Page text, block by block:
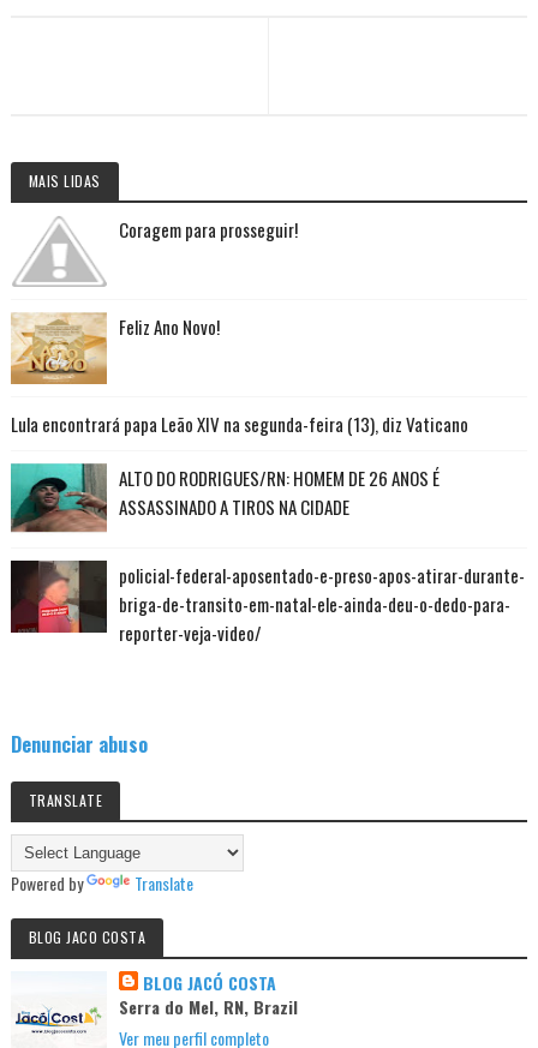
MAIS LIDAS
Coragem para prosseguir!
Feliz Ano Novo!
Lula encontrará papa Leão XIV na segunda-feira (13), diz Vaticano
ALTO DO RODRIGUES/RN: HOMEM DE 26 ANOS É
ASSASSINADO A TIROS NA CIDADE
policial-federal-aposentado-e-preso-apos-atirar-durante-
briga-de-transito-em-natal-ele-ainda-deu-o-dedo-para-
reporter-veja-video/
Denunciar abuso
TRANSLATE
Powered by Translate
BLOG JACO COSTA
BLOG JACÓ COSTA
Serra do Mel, RN, Brazil
Ver meu perfil completo